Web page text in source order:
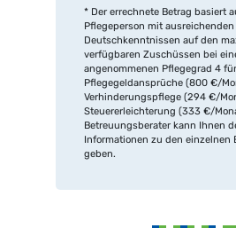
* Der errechnete Betrag basiert
Pflegeperson mit ausreichenden
Deutschkenntnissen auf den
verfügbaren Zuschüssen bei
angenommenen Pflegegrad 4 für
Pflegegeldansprüche (800 €/
Verhinderungspflege (294 €/
Steuererleichterung (333 €/
Betreuungsberater kann Ihnen
Informationen zu den einzelnen
geben.